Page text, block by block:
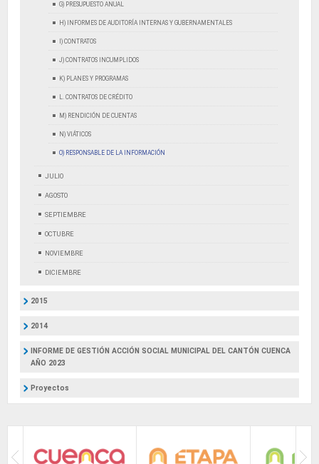
G) PRESUPUESTO ANUAL
H) INFORMES DE AUDITORÍA INTERNAS Y GUBERNAMENTALES
I) CONTRATOS
J) CONTRATOS INCUMPLIDOS
K) PLANES Y PROGRAMAS
L. CONTRATOS DE CRÉDITO
M) RENDICIÓN DE CUENTAS
N) VIÁTICOS
O) RESPONSABLE DE LA INFORMACIÓN
JULIO
AGOSTO
SEPTIEMBRE
OCTUBRE
NOVIEMBRE
DICIEMBRE
2015
2014
INFORME DE GESTIÓN ACCIÓN SOCIAL MUNICIPAL DEL CANTÓN CUENCA
AÑO 2023
Proyectos